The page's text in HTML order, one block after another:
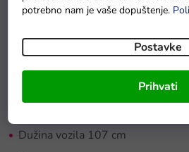
potrebno nam je vaše dopuštenje.
Postavke
Prihvati
Maksimalna nosivost 30 kg
Dužina vozila 107 cm